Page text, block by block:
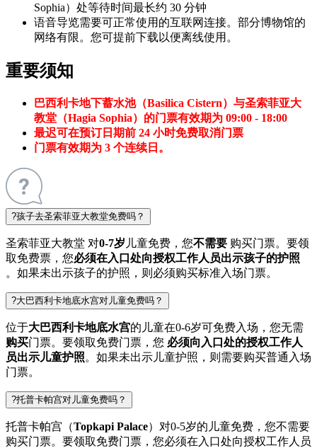
Sophia）处等待时间最长约 30 分钟
语音导览需要可正常使用的互联网连接。部分博物馆的
网络有限。您可提前下载以便离线使用。
重要须知
巴西利卡地下蓄水池（Basilica Cistern）与圣索菲亚大
教堂（Hagia Sophia）的门票有效期为 09:00 - 18:00
最迟可在预订日期前 24 小时免费取消门票
门票有效期为 3 个连续日。
?孩子去圣索菲亚大教堂免费吗？
圣索菲亚大教堂 对0-7岁 儿童免费，您不需要 购买门票。要领
取免费票，您必须在入口处向授权工作人员出示孩子的护照
。如果未出示孩子的护照，则必须购买标准入场门票。
?大巴西利卡地底水宫对儿童免费吗？
位于大巴西利卡地底水宫的儿童在0-6岁可免费入场，您无需
购买门票。要领取免费门票，您 必须向入口处的授权工作人
员出示儿童护照。如果未出示儿童护照，则需要购买普通入场
门票。
?托普卡帕宫对儿童免费吗？
托普卡帕宫（Topkapi Palace）对0-5岁的儿童免费，您不需要
购买门票。要领取免费门票，您必须在入口处向授权工作人员